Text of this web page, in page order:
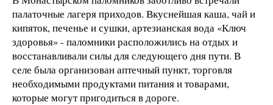
палаточные лагеря приходов. Вкуснейшая каша, чай и
кипяток, печенье и сушки, артезианская вода «Ключ
здоровья» - паломники расположились на отдых и
восстанавливали силы для следующего дня пути. В
селе была организован аптечный пункт, торговля
необходимыми продуктами питания и товарами,
которые могут пригодиться в дороге.